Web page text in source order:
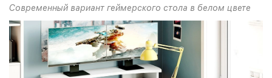
Современный вариант геймерского стола в белом цвете